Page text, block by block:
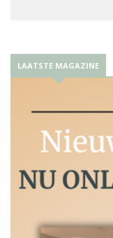
LAATSTE MAGAZINE